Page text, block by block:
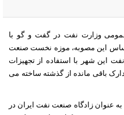
وزارت نفت در گفت و گو با
اساس این مصوبه، موزه نخست صنعت
این شهر با استفاده از تجهیزات
باقی مانده از گذشته ساخته می
عنوان زادگاه صنعت نفت ایران در